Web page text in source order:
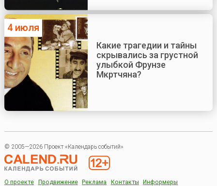
4 июля
Какие трагедии и тайны
скрывались за грустной
улыбкой Фрунзе
Мкртчяна?
© 2005—2026 Проект «Календарь событий»
О проекте Продвижение Реклама Контакты Информеры